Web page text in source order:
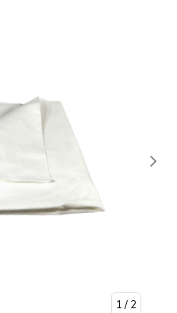
1 / 2